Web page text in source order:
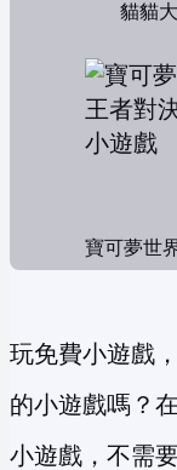
貓貓
玩免費小遊戲
的小遊戲嗎？
小遊戲，不需